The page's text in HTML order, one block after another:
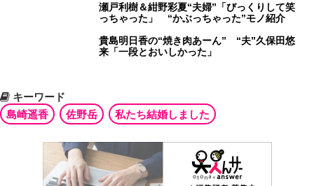
瀬戸利樹＆紺野彩夏“夫婦”「びっくりして笑
っちゃった」 “かぶっちゃった”モノ紹介
貴島明日香の“焼き肉あーん” “夫”久保田悠
来「一段とおいしかった」
キーワード
島崎遥香
佐野岳 私たち結婚しました